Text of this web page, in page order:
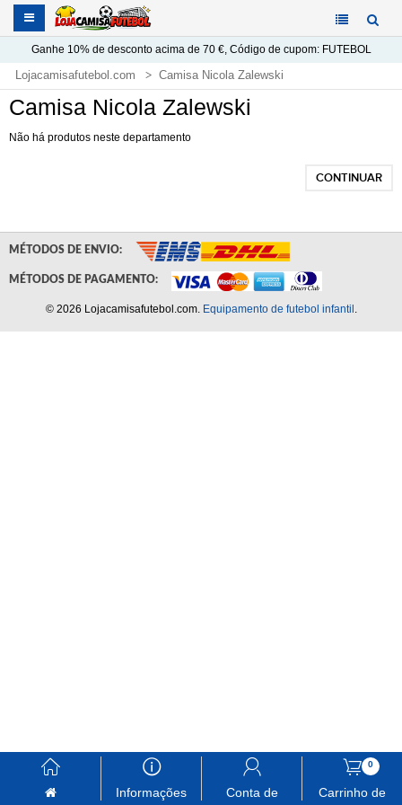
Ganhe 10%de desconto acima de 70 €, Código de cupom: FUTEBOL
Lojacamisafutebol.com Camisa Nicola Zalewski
Camisa Nicola Zalewski
Não há produtos neste departamento
CONTINUAR
󰃱 󰈢
Informações
󰃳
Conta de
0
󰃦
Carrinho de
MÉTODOS DE ENVIO:
MÉTODOS DE PAGAMENTO:
© 2026 Lojacamisafutebol.com. Equipamento de futebol infantil .